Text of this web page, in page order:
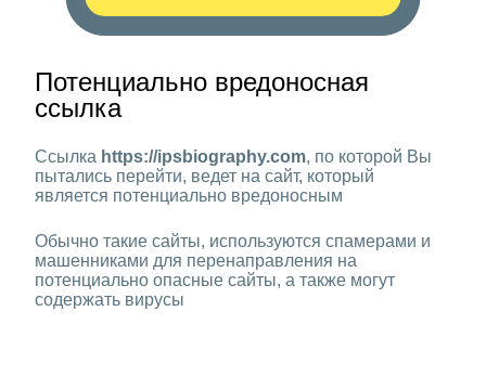
Потенциально вредоносная
ссылка
Ссылка https://ipsbiography.com, по которой Вы
пытались перейти, ведет на сайт, который
является потенциально вредоносным
Обычно такие сайты, используются спамерами и
машенниками для перенаправления на
потенциально опасные сайты, а также могут
содержать вирусы